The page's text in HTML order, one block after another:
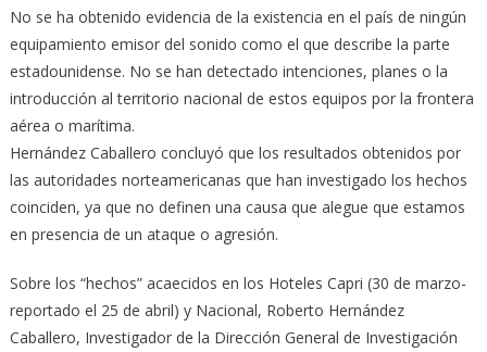
No se ha obtenido evidencia de la existencia en el país de ningún
equipamiento emisor del sonido como el que describe la parte
estadounidense. No se han detectado intenciones, planes o la
introducción al territorio nacional de estos equipos por la frontera
aérea o marítima.
Hernández Caballero concluyó que los resultados obtenidos por
las autoridades norteamericanas que han investigado los hechos
coinciden, ya que no definen una causa que alegue que estamos
en presencia de un ataque o agresión.
Sobre los “hechos” acaecidos en los Hoteles Capri (30 de marzo-
reportado el 25 de abril) y Nacional, Roberto Hernández
Caballero, Investigador de la Dirección General de Investigación